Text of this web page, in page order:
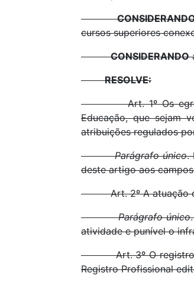
cursos superiores
CONSIDERANDO
RESOLVE:
Art. 1º Os egressos
Educação, que sejam
atribuições regulados
Parágrafo único.
deste artigo aos
Art. 2º A atuação dos
Parágrafo único
atividade e punível o
Art. 3º O registro
Registro Profissional